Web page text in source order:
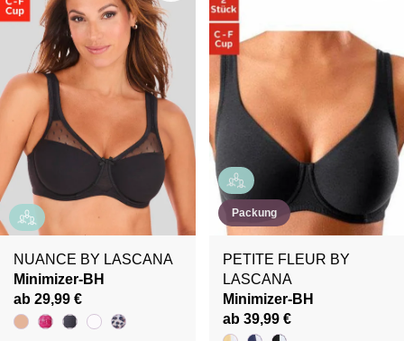
NUANCE BY LASCANA
Minimizer-BH
ab 29,99 €
Packung
PETITE FLEUR BY
LASCANA
Minimizer-BH
ab 39,99 €